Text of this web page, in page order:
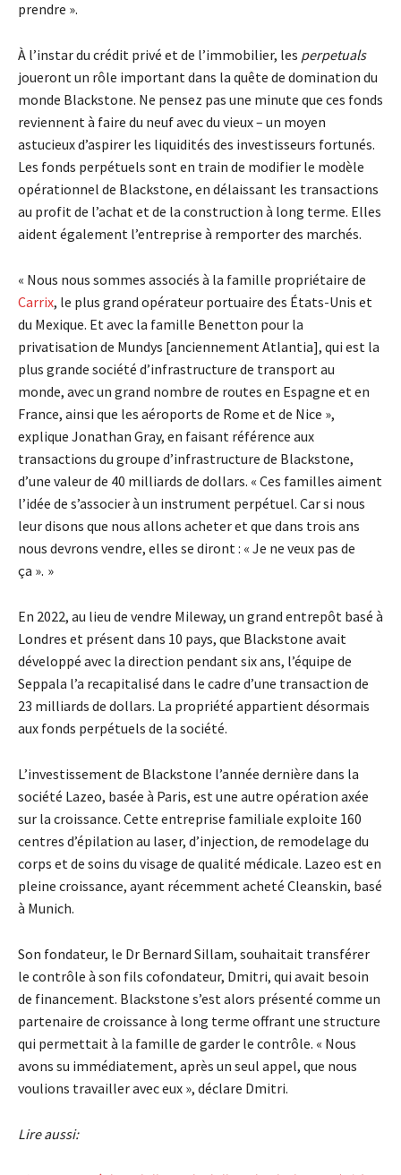
prendre ».
À l’instar du crédit privé et de l’immobilier, les perpetuals
joueront un rôle important dans la quête de domination du
monde Blackstone. Ne pensez pas une minute que ces fonds
reviennent à faire du neuf avec du vieux – un moyen
astucieux d’aspirer les liquidités des investisseurs fortunés.
Les fonds perpétuels sont en train de modifier le modèle
opérationnel de Blackstone, en délaissant les transactions
au profit de l’achat et de la construction à long terme. Elles
aident également l’entreprise à remporter des marchés.
« Nous nous sommes associés à la famille propriétaire de
Carrix, le plus grand opérateur portuaire des États-Unis et
du Mexique. Et avec la famille Benetton pour la
privatisation de Mundys [anciennement Atlantia], qui est la
plus grande société d’infrastructure de transport au
monde, avec un grand nombre de routes en Espagne et en
France, ainsi que les aéroports de Rome et de Nice »,
explique Jonathan Gray, en faisant référence aux
transactions du groupe d’infrastructure de Blackstone,
d’une valeur de 40 milliards de dollars. « Ces familles aiment
l’idée de s’associer à un instrument perpétuel. Car si nous
leur disons que nous allons acheter et que dans trois ans
nous devrons vendre, elles se diront : « Je ne veux pas de
ça ». »
En 2022, au lieu de vendre Mileway, un grand entrepôt basé à
Londres et présent dans 10 pays, que Blackstone avait
développé avec la direction pendant six ans, l’équipe de
Seppala l’a recapitalisé dans le cadre d’une transaction de
23 milliards de dollars. La propriété appartient désormais
aux fonds perpétuels de la société.
L’investissement de Blackstone l’année dernière dans la
société Lazeo, basée à Paris, est une autre opération axée
sur la croissance. Cette entreprise familiale exploite 160
centres d’épilation au laser, d’injection, de remodelage du
corps et de soins du visage de qualité médicale. Lazeo est en
pleine croissance, ayant récemment acheté Cleanskin, basé
à Munich.
Son fondateur, le Dr Bernard Sillam, souhaitait transférer
le contrôle à son fils cofondateur, Dmitri, qui avait besoin
de financement. Blackstone s’est alors présenté comme un
partenaire de croissance à long terme offrant une structure
qui permettait à la famille de garder le contrôle. « Nous
avons su immédiatement, après un seul appel, que nous
voulions travailler avec eux », déclare Dmitri.
Lire aussi: